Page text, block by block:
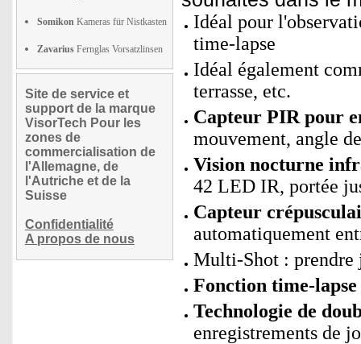
Somikon Kameras für Nistkasten
Zavarius Fernglas Vorsatzlinsen
Site de service et
support de la marque
VisorTech Pour les
zones de
commercialisation de
l'Allemagne, de
l'Autriche et de la
Suisse
Confidentialité
A propos de nous
Idéal pour
time-lapse
Idéal également
terrasse, etc.
Capteur PIR pour
mouvement, angle
Vision nocturne
42 LED IR, portée
Capteur
automatiquement
Multi-Shot : prendre
Fonction time-lapse
Technologie de
enregistrements de